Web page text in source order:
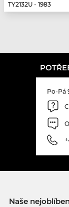
TY2132U - 1983
Po-Pá
Naše